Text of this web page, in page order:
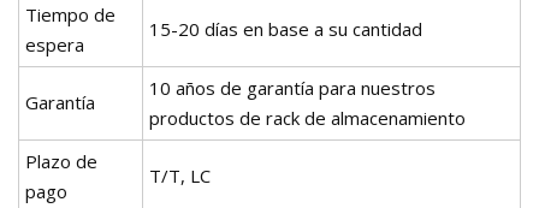
Tiempo de
espera
15-20 días en base a su cantidad
Garantía
10 años de garantía para nuestros
productos de rack de almacenamiento
Plazo de
pago
T/T, LC